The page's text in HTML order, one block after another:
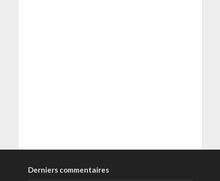
Derniers commentaires